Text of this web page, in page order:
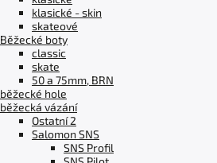
klasické - skin
skateové
Běžecké boty
classic
skate
50 a 75mm, BRN
běžecké hole
běžecká vázání
Ostatní 2
Salomon SNS
SNS Profil